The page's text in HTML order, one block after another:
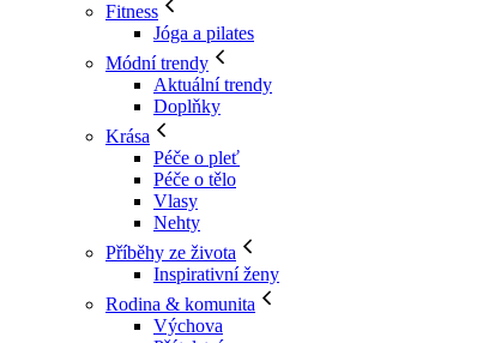
Fitness
Jóga a pilates
Módní trendy
Aktuální trendy
Doplňky
Krása
Péče o pleť
Péče o tělo
Vlasy
Nehty
Příběhy ze života
Inspirativní ženy
Rodina & komunita
Výchova